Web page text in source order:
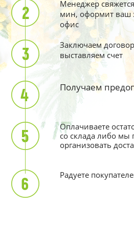
Менеджер
мин, оформит ваш
офис
Заключаем
выставляем счет
Получаем
Оплачиваете
со склада либо мы
организовать
Радуете